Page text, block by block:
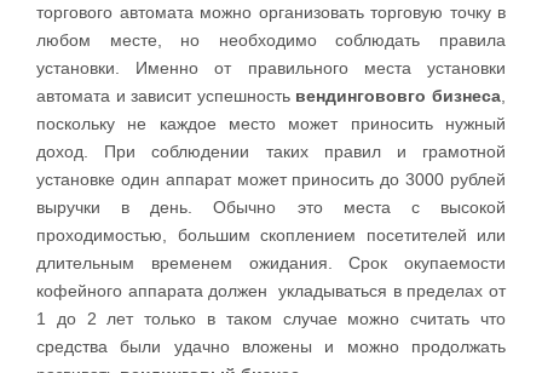
торгового автомата можно организовать торговую точку в
любом месте, но необходимо соблюдать правила
установки. Именно от правильного места установки
автомата и зависит успешность вендингововго бизнеса
поскольку не каждое место может приносить нужный
доход. При соблюдении таких правил и грамотной
установке один аппарат может приносить до 3000 рублей
выручки в день. Обычно это места с высокой
проходимостью, большим скоплением посетителей или
длительным временем ожидания. Срок окупаемости
кофейного аппарата должен укладываться в пределах от
1 до 2 лет только в таком случае можно считать что
средства были удачно вложены и можно продолжать